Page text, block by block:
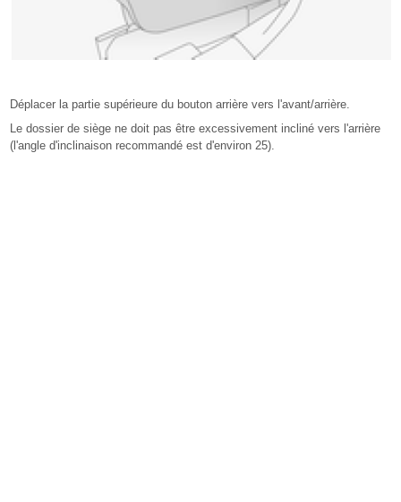
Déplacer la partie supérieure du bouton arrière vers l'avant/arrière.
Le dossier de siège ne doit pas être excessivement incliné vers l'arrière
(l'angle d'inclinaison recommandé est d'environ 25).